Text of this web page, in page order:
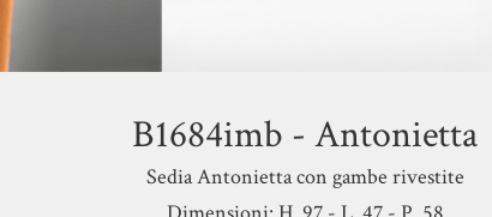
B1684imb - Antonietta
Sedia Antonietta con gambe rivestite